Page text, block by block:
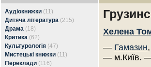
Аудіокнижки (11)
Дитяча література (215)
Драма (18)
Критика (62)
Культурологія (47)
Мистецькі книжки (11)
Переклади (116)
Хелена
— Гамазин
— м.Київ.